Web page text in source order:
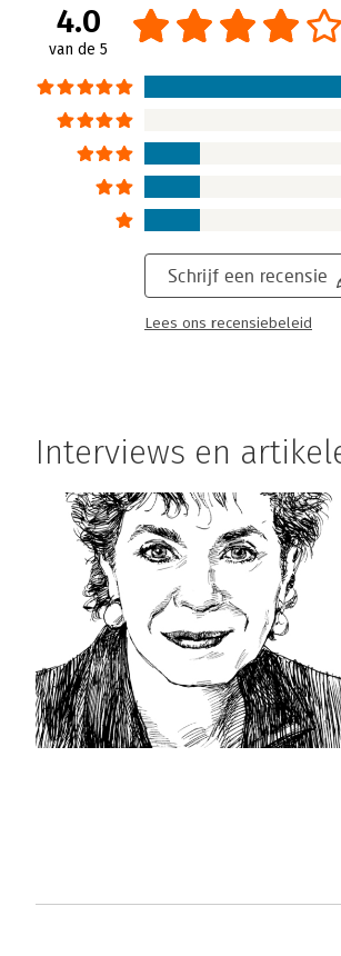
4.0
van de 5
Schrijf een recensie
Lees ons recensiebeleid
Interviews en